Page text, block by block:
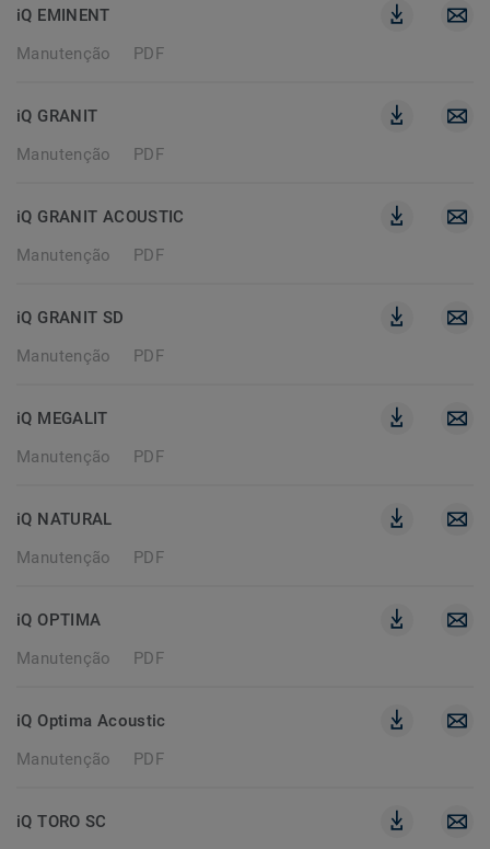
iQ EMINENT
Manutenção
PDF
iQ GRANIT
Manutenção
PDF
iQ GRANIT ACOUSTIC
Manutenção
PDF
iQ GRANIT SD
Manutenção
PDF
iQ MEGALIT
Manutenção
PDF
iQ NATURAL
Manutenção
PDF
iQ OPTIMA
Manutenção
PDF
iQ Optima Acoustic
Manutenção
PDF
iQ TORO SC